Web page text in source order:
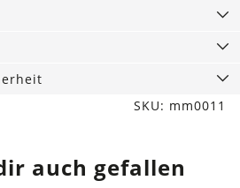
SKU: mm0011
auch gefallen